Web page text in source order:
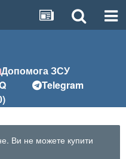
Допомога ЗСУ
Telegram
Ви не можете купити